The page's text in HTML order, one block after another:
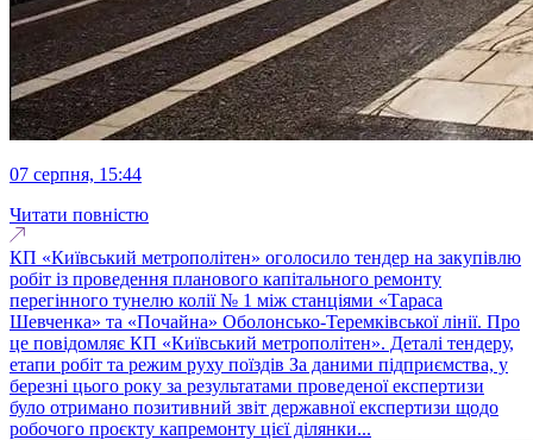
07 серпня, 15:44
Читати повністю
КП «Київський метрополітен» оголосило тендер на закупівлю
робіт із проведення планового капітального ремонту
перегінного тунелю колії № 1 між станціями «Тараса
Шевченка» та «Почайна» Оболонсько-Теремківської лінії. Про
це повідомляє КП «Київський метрополітен». Деталі тендеру,
етапи робіт та режим руху поїздів За даними підприємства, у
березні цього року за результатами проведеної експертизи
було отримано позитивний звіт державної експертизи щодо
робочого проєкту капремонту цієї ділянки...